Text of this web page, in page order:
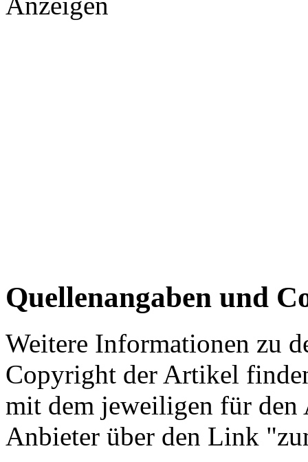
Quellenangaben und
Weitere Informationen zu
Copyright der Artikel
mit dem jeweiligen für
Anbieter über den Link